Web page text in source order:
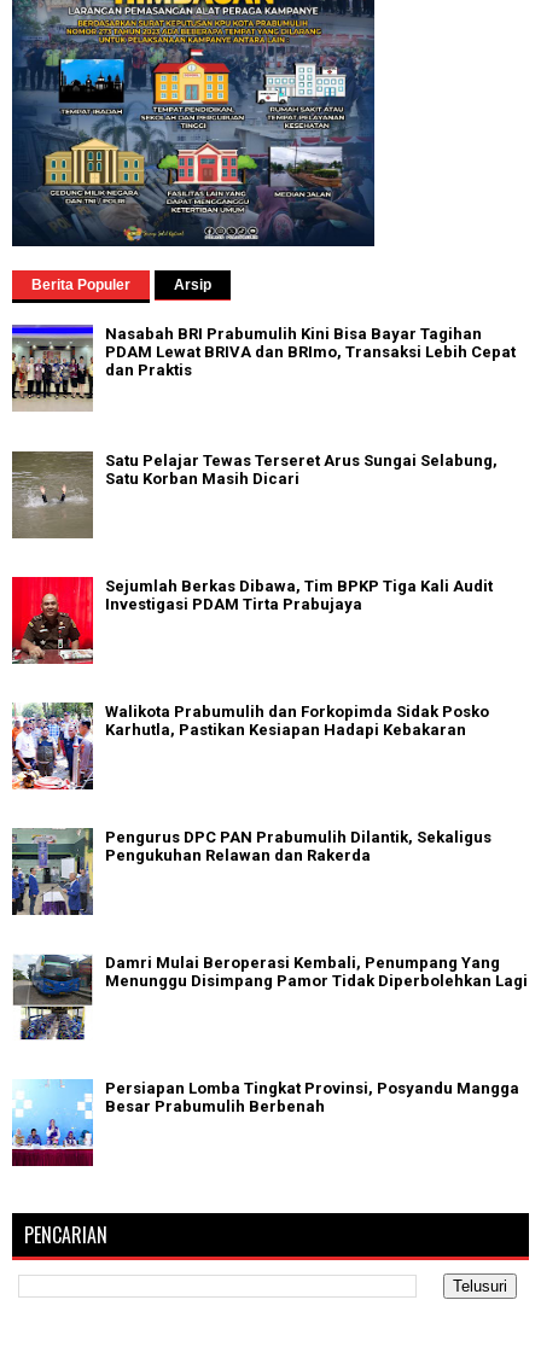
Berita Populer Arsip
Nasabah BRI Prabumulih Kini Bisa Bayar Tagihan
PDAM Lewat BRIVA dan BRImo, Transaksi Lebih Cepat
dan Praktis
Satu Pelajar Tewas Terseret Arus Sungai Selabung,
Satu Korban Masih Dicari
Sejumlah Berkas Dibawa, Tim BPKP Tiga Kali Audit
Investigasi PDAM Tirta Prabujaya
Walikota Prabumulih dan Forkopimda Sidak Posko
Karhutla, Pastikan Kesiapan Hadapi Kebakaran
Pengurus DPC PAN Prabumulih Dilantik, Sekaligus
Pengukuhan Relawan dan Rakerda
Damri Mulai Beroperasi Kembali, Penumpang Yang
Menunggu Disimpang Pamor Tidak Diperbolehkan Lagi
Persiapan Lomba Tingkat Provinsi, Posyandu Mangga
Besar Prabumulih Berbenah
PENCARIAN